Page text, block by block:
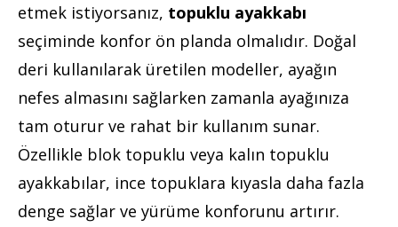
etmek istiyorsanız, topuklu ayakkabı
seçiminde konfor ön planda olmalıdır. Doğal
deri kullanılarak üretilen modeller, ayağın
nefes almasını sağlarken zamanla ayağınıza
tam oturur ve rahat bir kullanım sunar.
Özellikle blok topuklu veya kalın topuklu
ayakkabılar, ince topuklara kıyasla daha fazla
denge sağlar ve yürüme konforunu artırır.